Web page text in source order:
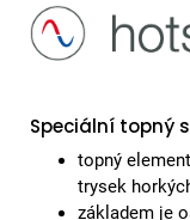
Speciální topný
topný
trysek
základem je